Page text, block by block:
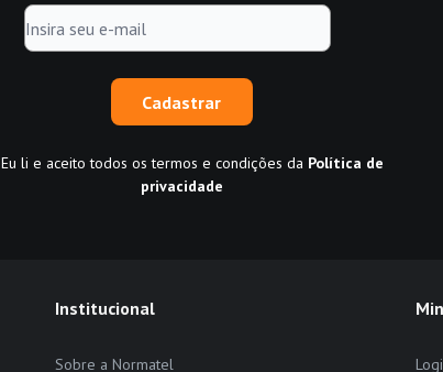
Cadastrar
Eu li e aceito todos os termos e condições da Política de
privacidade
Institucional
Sobre a Normatel